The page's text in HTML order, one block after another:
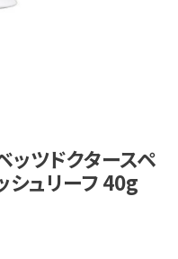
ッツドクタースペ
シュリーフ 40g